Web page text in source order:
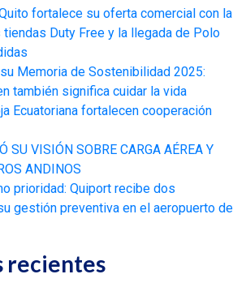
fortalece su oferta comercial con la
Duty Free y la llegada de Polo
Memoria de Sostenibilidad 2025:
también significa cuidar la vida
Ecuatoriana fortalecen cooperación
SU VISIÓN SOBRE CARGA AÉREA Y
ANDINOS
prioridad: Quiport recibe dos
gestión preventiva en el aeropuerto de
recientes